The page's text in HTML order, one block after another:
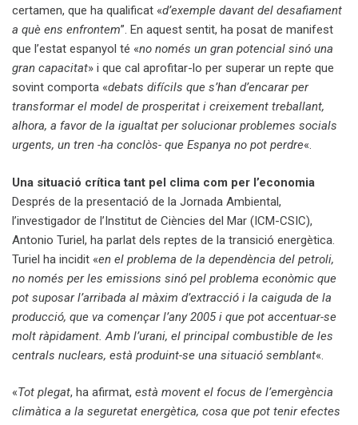
certamen, que ha qualificat «d’exemple davant del desafiament
a què ens enfrontem”. En aquest sentit, ha posat de manifest
que l’estat espanyol té «no només un gran potencial sinó una
gran capacitat» i que cal aprofitar-lo per superar un repte que
sovint comporta «debats difícils que s’han d’encarar per
transformar el model de prosperitat i creixement treballant,
alhora, a favor de la igualtat per solucionar problemes socials
urgents, un tren -ha conclòs- que Espanya no pot perdre«.
Una situació crítica tant pel clima com per l’economia
Després de la presentació de la Jornada Ambiental,
l’investigador de l’Institut de Ciències del Mar (ICM-CSIC),
Antonio Turiel, ha parlat dels reptes de la transició energètica.
Turiel ha incidit «en el problema de la dependència del petroli,
no només per les emissions sinó pel problema econòmic que
pot suposar l’arribada al màxim d’extracció i la caiguda de la
producció, que va començar l’any 2005 i que pot accentuar-se
molt ràpidament. Amb l’urani, el principal combustible de les
centrals nuclears, està produint-se una situació semblant«.
«Tot plegat, ha afirmat, està movent el focus de l’emergència
climàtica a la seguretat energètica, cosa que pot tenir efectes